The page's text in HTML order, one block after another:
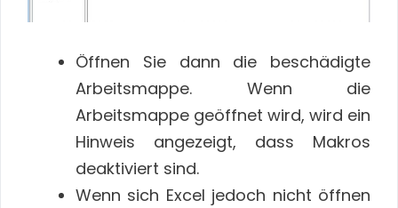
Öffnen Sie dann die beschädigte
Arbeitsmappe. Wenn die
Arbeitsmappe geöffnet wird, wird ein
Hinweis angezeigt, dass Makros
deaktiviert sind.
Wenn sich Excel jedoch nicht öffnen